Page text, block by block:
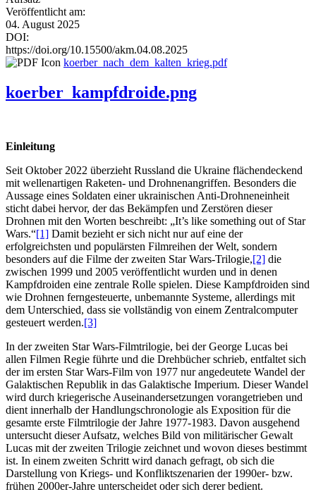
Veröffentlicht am:
04. August 2025
DOI:
https://doi.org/10.15500/akm.04.08.2025
koerber_nach_dem_kalten_krieg.pdf
koerber_kampfdroide.png
Einleitung
Seit Oktober 2022 überzieht Russland die Ukraine flächendeckend
mit wellenartigen Raketen- und Drohnenangriffen. Besonders die
Aussage eines Soldaten einer ukrainischen Anti-Drohneneinheit
sticht dabei hervor, der das Bekämpfen und Zerstören dieser
Drohnen mit den Worten beschreibt: „It’s like something out of Star
Wars.“[1] Damit bezieht er sich nicht nur auf eine der
erfolgreichsten und populärsten Filmreihen der Welt, sondern
besonders auf die Filme der zweiten Star Wars-Trilogie,[2] die
zwischen 1999 und 2005 veröffentlicht wurden und in denen
Kampfdroiden eine zentrale Rolle spielen. Diese Kampfdroiden sind
wie Drohnen ferngesteuerte, unbemannte Systeme, allerdings mit
dem Unterschied, dass sie vollständig von einem Zentralcomputer
gesteuert werden.[3]
In der zweiten Star Wars-Filmtrilogie, bei der George Lucas bei
allen Filmen Regie führte und die Drehbücher schrieb, entfaltet sich
der im ersten Star Wars-Film von 1977 nur angedeutete Wandel der
Galaktischen Republik in das Galaktische Imperium. Dieser Wandel
wird durch kriegerische Auseinandersetzungen vorangetrieben und
dient innerhalb der Handlungschronologie als Exposition für die
gesamte erste Filmtrilogie der Jahre 1977-1983. Davon ausgehend
untersucht dieser Aufsatz, welches Bild von militärischer Gewalt
Lucas mit der zweiten Trilogie zeichnet und wovon dieses bestimmt
ist. In einem zweiten Schritt wird danach gefragt, ob sich die
Darstellung von Kriegs- und Konfliktszenarien der 1990er‑ bzw.
frühen 2000er-Jahre unterscheidet oder sich derer bedient.